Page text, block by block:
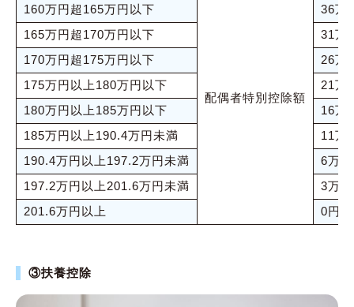
配偶者特別控除額
160万円超165万円以下
36万
165万円超170万円以下
31万
170万円超175万円以下
26万
175万円以上180万円以下
21万
180万円以上185万円以下
16万
185万円以上190.4万円未満
11万
190.4万円以上197.2万円未満
6万円
197.2万円以上201.6万円未満
3万円
201.6万円以上
0円
③扶養控除